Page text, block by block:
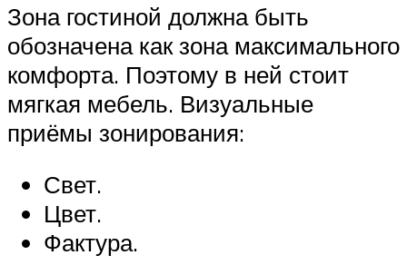
Зона гостиной должна быть
обозначена как зона максимального
комфорта. Поэтому в ней стоит
мягкая мебель. Визуальные
приёмы зонирования:
Свет.
Цвет.
Фактура.